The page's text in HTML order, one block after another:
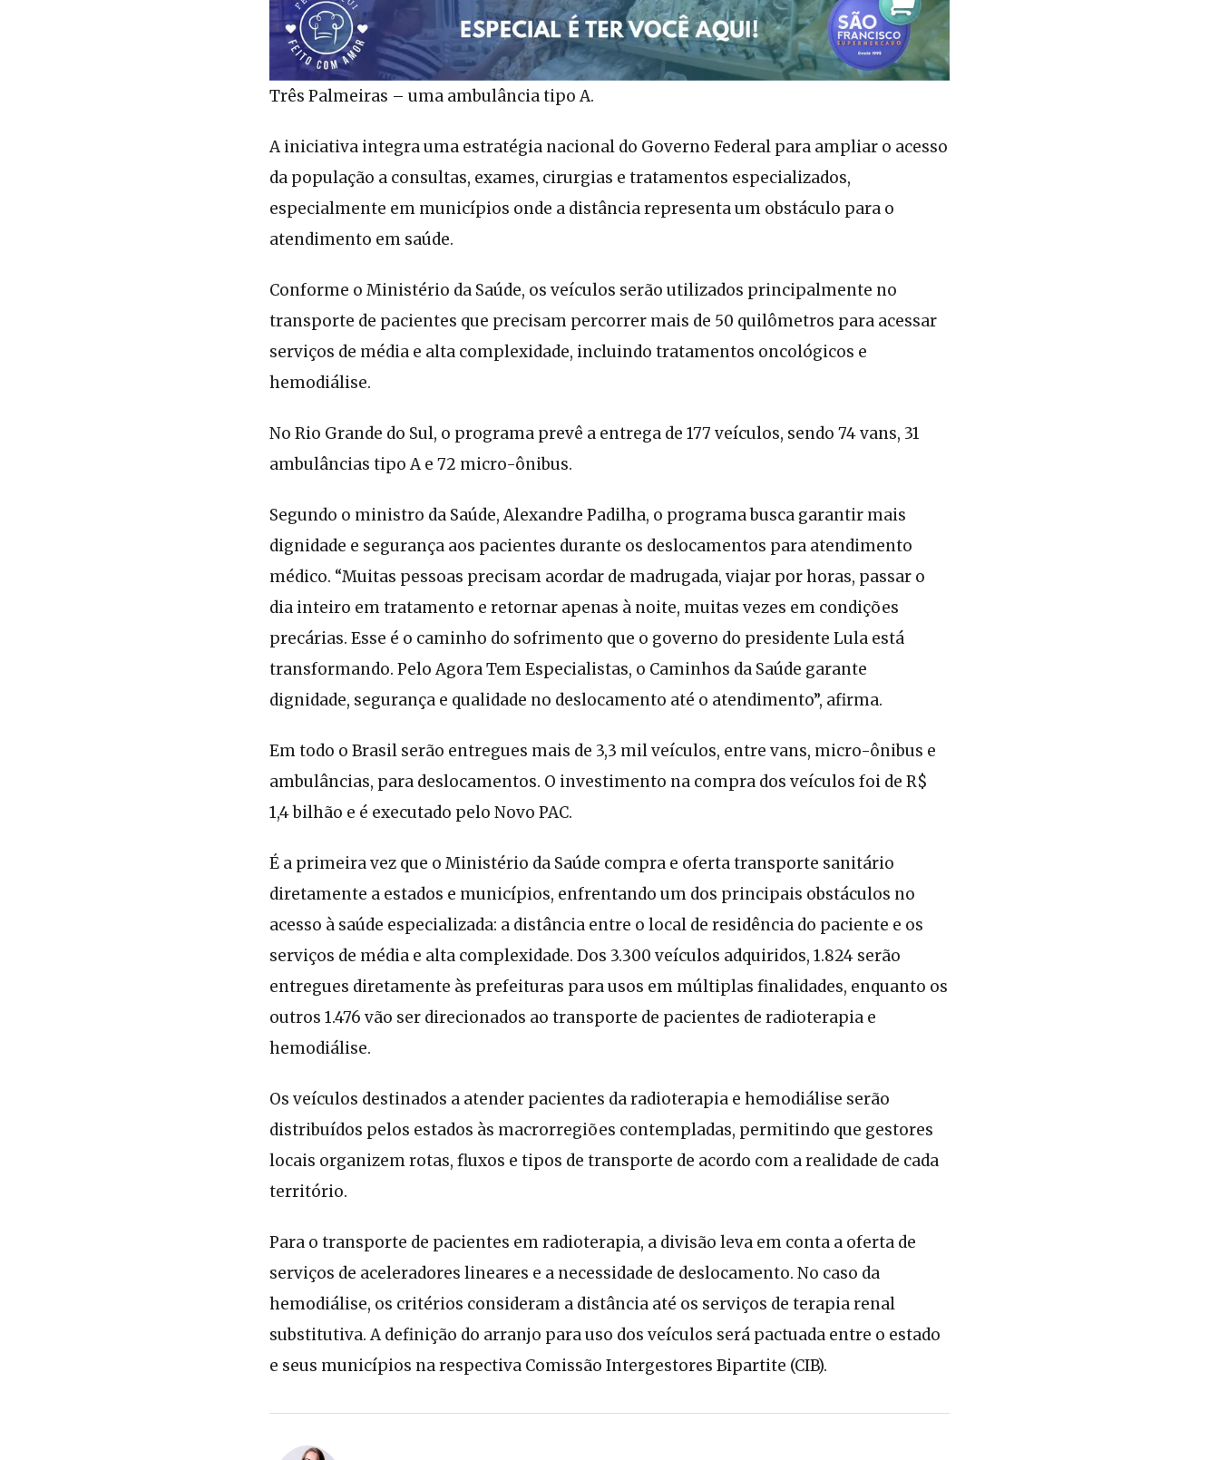
Três Palmeiras – uma ambulância tipo A.
A iniciativa integra uma estratégia nacional do Governo Federal para ampliar o acesso
da população a consultas, exames, cirurgias e tratamentos especializados,
especialmente em municípios onde a distância representa um obstáculo para o
atendimento em saúde.
Conforme o Ministério da Saúde, os veículos serão utilizados principalmente no
transporte de pacientes que precisam percorrer mais de 50 quilômetros para acessar
serviços de média e alta complexidade, incluindo tratamentos oncológicos e
hemodiálise.
No Rio Grande do Sul, o programa prevê a entrega de 177 veículos, sendo 74 vans, 31
ambulâncias tipo A e 72 micro-ônibus.
Segundo o ministro da Saúde, Alexandre Padilha, o programa busca garantir mais
dignidade e segurança aos pacientes durante os deslocamentos para atendimento
médico. “Muitas pessoas precisam acordar de madrugada, viajar por horas, passar o
dia inteiro em tratamento e retornar apenas à noite, muitas vezes em condições
precárias. Esse é o caminho do sofrimento que o governo do presidente Lula está
transformando. Pelo Agora Tem Especialistas, o Caminhos da Saúde garante
dignidade, segurança e qualidade no deslocamento até o atendimento”, afirma.
Em todo o Brasil serão entregues mais de 3,3 mil veículos, entre vans, micro-ônibus e
ambulâncias, para deslocamentos. O investimento na compra dos veículos foi de R$
1,4 bilhão e é executado pelo Novo PAC.
É a primeira vez que o Ministério da Saúde compra e oferta transporte sanitário
diretamente a estados e municípios, enfrentando um dos principais obstáculos no
acesso à saúde especializada: a distância entre o local de residência do paciente e os
serviços de média e alta complexidade. Dos 3.300 veículos adquiridos, 1.824 serão
entregues diretamente às prefeituras para usos em múltiplas finalidades, enquanto os
outros 1.476 vão ser direcionados ao transporte de pacientes de radioterapia e
hemodiálise.
Os veículos destinados a atender pacientes da radioterapia e hemodiálise serão
distribuídos pelos estados às macrorregiões contempladas, permitindo que gestores
locais organizem rotas, fluxos e tipos de transporte de acordo com a realidade de cada
território.
Para o transporte de pacientes em radioterapia, a divisão leva em conta a oferta de
serviços de aceleradores lineares e a necessidade de deslocamento. No caso da
hemodiálise, os critérios consideram a distância até os serviços de terapia renal
substitutiva. A definição do arranjo para uso dos veículos será pactuada entre o estado
e seus municípios na respectiva Comissão Intergestores Bipartite (CIB).